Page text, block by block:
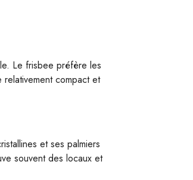
Le frisbee préfère les
compact et
et ses palmiers
souvent des locaux et